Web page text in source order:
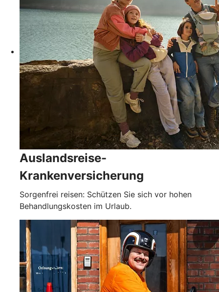
Auslandsreise-
Krankenversicherung
Sorgenfrei reisen: Schützen Sie sich vor hohen
Behandlungskosten im Urlaub.